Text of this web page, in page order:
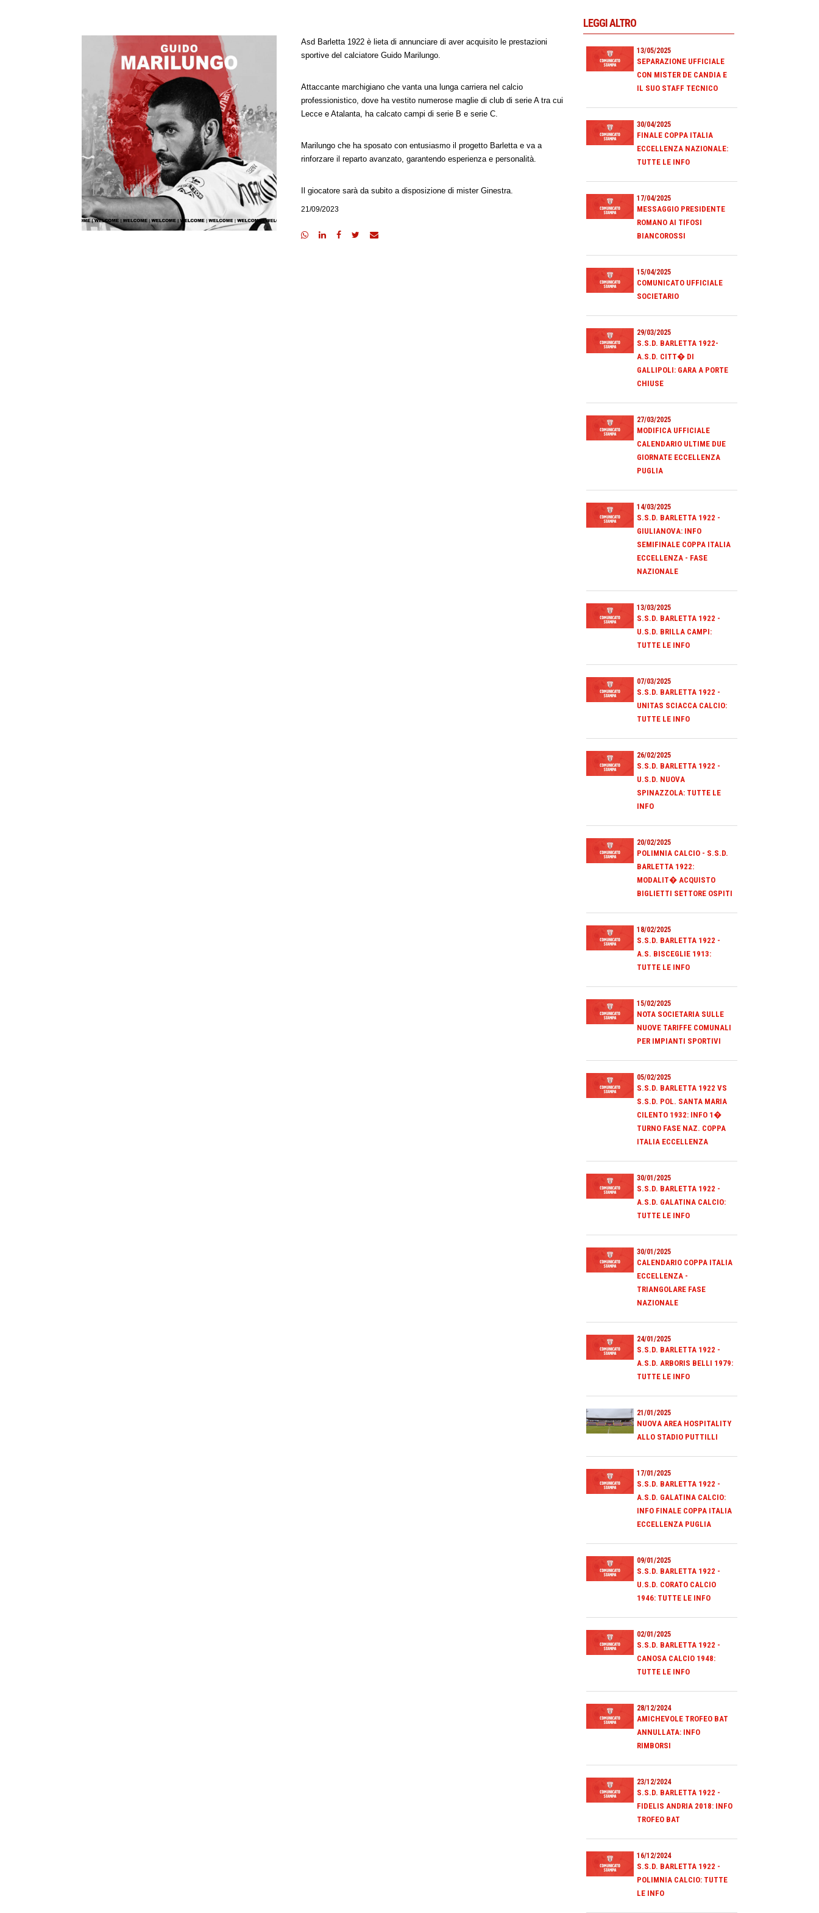
Asd Barletta 1922 è lieta di annunciare di aver acquisito le prestazioni
sportive del calciatore Guido Marilungo.
Attaccante marchigiano che vanta una lunga carriera nel calcio
professionistico, dove ha vestito numerose maglie di club di serie A tra cui
Lecce e Atalanta, ha calcato campi di serie B e serie C.
Marilungo che ha sposato con entusiasmo il progetto Barletta e va a
rinforzare il reparto avanzato, garantendo esperienza e personalità.
Il giocatore sarà da subito a disposizione di mister Ginestra.
21/09/2023
LEGGI ALTRO
13/05/2025
SEPARAZIONE UFFICIALE
CON MISTER DE CANDIA E
IL SUO STAFF TECNICO
30/04/2025
FINALE COPPA ITALIA
ECCELLENZA NAZIONALE:
TUTTE LE INFO
17/04/2025
MESSAGGIO PRESIDENTE
ROMANO AI TIFOSI
BIANCOROSSI
15/04/2025
COMUNICATO UFFICIALE
SOCIETARIO
29/03/2025
S.S.D. BARLETTA 1922-
A.S.D. CITT� DI
GALLIPOLI: GARA A PORTE
CHIUSE
27/03/2025
MODIFICA UFFICIALE
CALENDARIO ULTIME DUE
GIORNATE ECCELLENZA
PUGLIA
14/03/2025
S.S.D. BARLETTA 1922 -
GIULIANOVA: INFO
SEMIFINALE COPPA ITALIA
ECCELLENZA - FASE
NAZIONALE
13/03/2025
S.S.D. BARLETTA 1922 -
U.S.D. BRILLA CAMPI:
TUTTE LE INFO
07/03/2025
S.S.D. BARLETTA 1922 -
UNITAS SCIACCA CALCIO:
TUTTE LE INFO
26/02/2025
S.S.D. BARLETTA 1922 -
U.S.D. NUOVA
SPINAZZOLA: TUTTE LE
INFO
20/02/2025
POLIMNIA CALCIO - S.S.D.
BARLETTA 1922:
MODALIT� ACQUISTO
BIGLIETTI SETTORE OSPITI
18/02/2025
S.S.D. BARLETTA 1922 -
A.S. BISCEGLIE 1913:
TUTTE LE INFO
15/02/2025
NOTA SOCIETARIA SULLE
NUOVE TARIFFE COMUNALI
PER IMPIANTI SPORTIVI
05/02/2025
S.S.D. BARLETTA 1922 VS
S.S.D. POL. SANTA MARIA
CILENTO 1932: INFO 1�
TURNO FASE NAZ. COPPA
ITALIA ECCELLENZA
30/01/2025
S.S.D. BARLETTA 1922 -
A.S.D. GALATINA CALCIO:
TUTTE LE INFO
30/01/2025
CALENDARIO COPPA ITALIA
ECCELLENZA -
TRIANGOLARE FASE
NAZIONALE
24/01/2025
S.S.D. BARLETTA 1922 -
A.S.D. ARBORIS BELLI 1979:
TUTTE LE INFO
21/01/2025
NUOVA AREA HOSPITALITY
ALLO STADIO PUTTILLI
17/01/2025
S.S.D. BARLETTA 1922 -
A.S.D. GALATINA CALCIO:
INFO FINALE COPPA ITALIA
ECCELLENZA PUGLIA
09/01/2025
S.S.D. BARLETTA 1922 -
U.S.D. CORATO CALCIO
1946: TUTTE LE INFO
02/01/2025
S.S.D. BARLETTA 1922 -
CANOSA CALCIO 1948:
TUTTE LE INFO
28/12/2024
AMICHEVOLE TROFEO BAT
ANNULLATA: INFO
RIMBORSI
23/12/2024
S.S.D. BARLETTA 1922 -
FIDELIS ANDRIA 2018: INFO
TROFEO BAT
16/12/2024
S.S.D. BARLETTA 1922 -
POLIMNIA CALCIO: TUTTE
LE INFO